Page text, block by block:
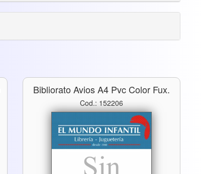
Bibliorato Avios A4 Pvc Color Fux.
Cod.: 152206